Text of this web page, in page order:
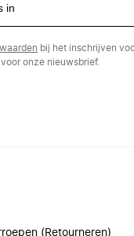
bij het inschrijven
onze nieuwsbrief.
(Retourneren)